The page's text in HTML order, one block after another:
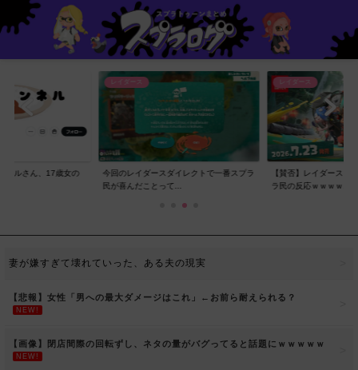
ネルさん、17歳女の
レイダース
今回のレイダースダイレクトで一番スプラ
民が喜んだことって...
レイダース
【賛否】レイダースダ
ラ民の反応ｗｗｗｗ...
妻が嫌すぎて壊れていった、ある夫の現実
【悲報】女性「男への最大ダメージはこれ」←お前ら耐えられる？
NEW!
【画像】閉店間際の回転ずし、ネタの量がバグってると話題にｗｗｗｗｗ
NEW!